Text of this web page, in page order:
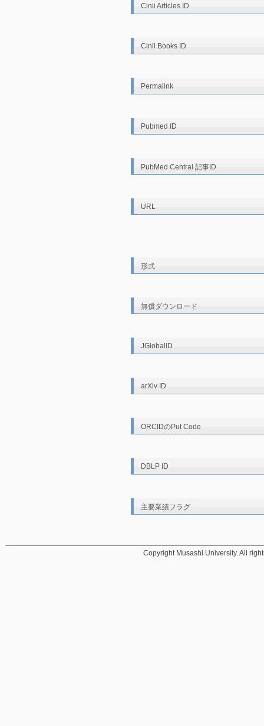
Cinii Articles ID
Cinii Books ID
Permalink
Pubmed ID
PubMed Central 記事ID
URL
形式
無償ダウンロード
JGlobalID
arXiv ID
ORCIDのPut Code
DBLP ID
主要業績フラグ